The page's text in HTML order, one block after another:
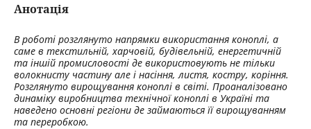
Анотація
В роботі розглянуто напрямки використання коноплі, а
саме в текстильній, харчовій, будівельній, енергетичній
та іншій промисловості де використовують не тільки
волокнисту частину але і насіння, листя, костру, коріння.
Розглянуто вирощування коноплі в світі. Проаналізовано
динаміку виробництва технічної коноплі в Україні та
наведено основні регіони де займаються її вирощуванням
та переробкою.